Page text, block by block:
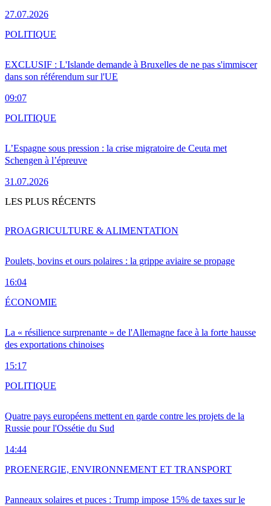
27.07.2026
EXCLUSIF : L'Islande demande à Bruxelles de ne pas s'immiscer
dans son référendum sur l'UE
09:07
POLITIQUE
L’Espagne sous pression : la crise migratoire de Ceuta met
Schengen à l’épreuve
31.07.2026
POLITIQUE
LES PLUS RÉCENTS
Poulets, bovins et ours polaires : la grippe aviaire se propage
16:04
PROAGRICULTURE & ALIMENTATION
La « résilience surprenante » de l'Allemagne face à la forte hausse
des exportations chinoises
15:17
ÉCONOMIE
Quatre pays européens mettent en garde contre les projets de la
Russie pour l'Ossétie du Sud
14:44
POLITIQUE
Panneaux solaires et puces : Trump impose 15% de taxes sur le
PROENERGIE, ENVIRONNEMENT ET TRANSPORT